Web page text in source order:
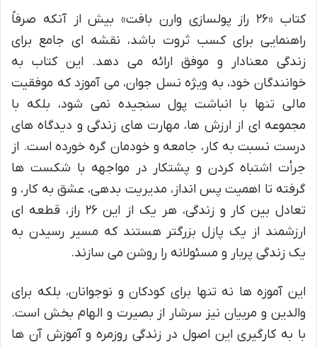
کتاب «۲۶ راز پولسازی وارن بافت» بیش از آنکه صرفاً
راهنمایی برای کسب ثروت باشد، نقشه ای جامع برای
زندگی معنادار و موفق ارائه می دهد. این کتاب به
خوانندگان خود، به ویژه نسل جوان، می آموزد که موفقیت
مالی تنها با انباشت پول سنجیده نمی شود، بلکه با
مجموعه ای از ارزش ها، مهارت های زندگی و دیدگاه های
درست نسبت به کار، جامعه و خودمان گره خورده است. از
جرأت اشتباه کردن و پشتکار در مواجهه با شکست ها
گرفته تا اهمیت پس انداز، مدیریت بدهی، عشق به کار، و
تعادل بین کار و زندگی، هر یک از این ۲۶ راز، قطعه ای
ارزشمند از یک پازل بزرگتر هستند که مسیر رسیدن به
یک زندگی پربار و مسئولانه را روشن می سازند.
این آموزه ها نه تنها برای کودکان و نوجوانان، بلکه برای
والدین و مربیان نیز سرشار از بصیرت و الهام بخش است.
با به کارگیری این اصول در زندگی روزمره و آموزش آن ها